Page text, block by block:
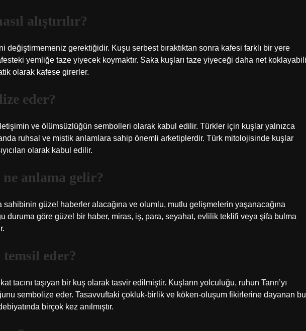
alıştırılır?
değiştirmemeniz gerektiğidir. Kuşu serbest bıraktıktan sonra kafesi farklı bir yere
yemliğe taze yiyecek koymaktır. Saka kuşları taze yiyeceği daha net
olarak kafese girerler.
eder?
ve ölümsüzlüğün sembolleri olarak kabul edilir. Türkler için kuşlar yalnızca
ruhsal ve mistik anlamlara sahip önemli arketiplerdir. Türk mitolojisinde kuşlar
olarak kabul edilir.
anlama gelir?
sahibinin güzel haberler alacağına ve olumlu, mutlu gelişmelerin yaşanacağına
duruma göre güzel bir haber, miras, iş, para, seyahat, evlilik teklifi veya şifa bulma
eder?
tacını taşıyan bir kuş olarak tasvir edilmiştir. Kuşların yolculuğu, ruhun Tanrı’yı
sembolize eder. Tasavvuftaki çokluk-birlik ve köken-oluşum fikirlerine dayanan bu
birçok kez anılmıştır.